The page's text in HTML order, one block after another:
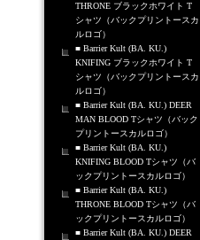
THRONE ブラックホワイト T
シャツ（バックプリントースカ
ルロゴ）
■ Barrier Kult (BA. KU.)
KNIFING ブラックホワイト T
シャツ（バックプリントースカ
ルロゴ）
■ Barrier Kult (BA. KU.) DEER
MAN BLOOD Tシャツ（バック
プリントースカルロゴ）
■ Barrier Kult (BA. KU.)
KNIFING BLOOD Tシャツ（バ
ックプリントースカルロゴ）
■ Barrier Kult (BA. KU.)
THRONE BLOOD Tシャツ（バ
ックプリントースカルロゴ）
■ Barrier Kult (BA. KU.) DEER